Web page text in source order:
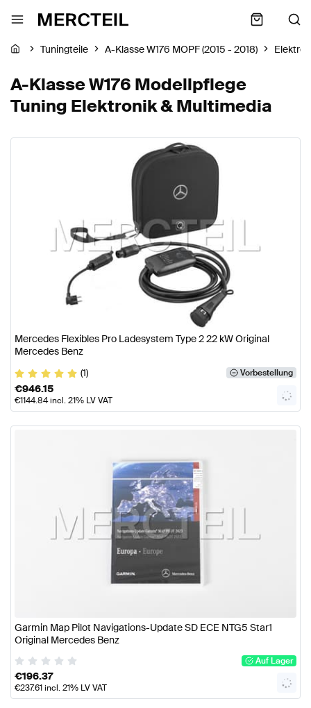
Tuningteile A-Klasse W176 MOPF (2015 - 2018)
A-Klasse W176 Modellpflege
Tuning Elektronik & Multimedia
Mercedes Flexibles Pro Ladesystem Type 2 22 kW Original
Mercedes Benz
(1)
Vorbestellung
€946.15
€1144.84incl. 21% LV VAT
Garmin Map Pilot Navigations-Update SD ECE NTG5 Star1
Original Mercedes Benz
Auf Lager
€196.37
€237.61incl. 21% LV VAT